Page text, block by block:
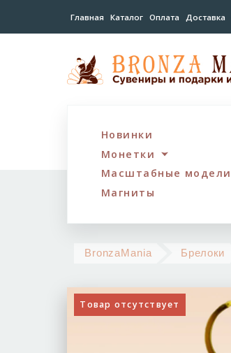
Главная Каталог Оплата Доставка
Новинки
Монетки
Масштабные модели
Магниты
BronzaMania Брелоки
Товар отсутствует